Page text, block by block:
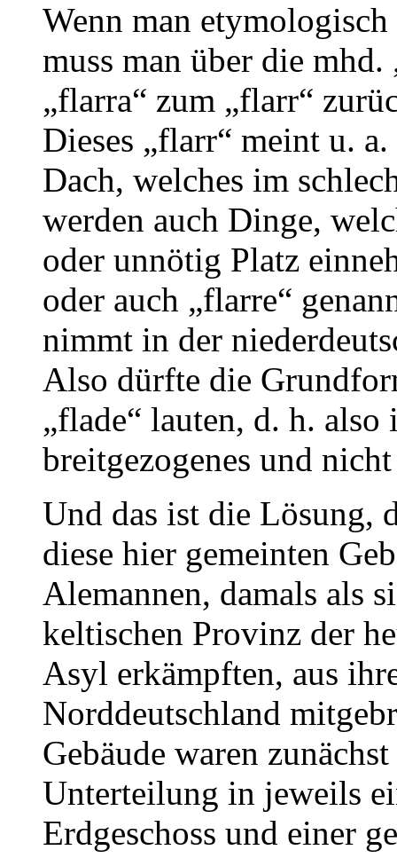
Wenn man
muss man über die
„flarra“ zum „flarr“
Dieses „flarr“ meint u.
Dach, welches im
werden auch Dinge,
oder unnötig Platz
oder auch „flarre“
nimmt in der
Also dürfte die
„flade“ lauten, d. h.
breitgezogenes und
Und das ist die Lösung,
diese hier gemeinten
Alemannen, damals als
keltischen Provinz der
Asyl erkämpften, aus
Norddeutschland
Gebäude waren
Unterteilung in jeweils
Erdgeschoss und einer